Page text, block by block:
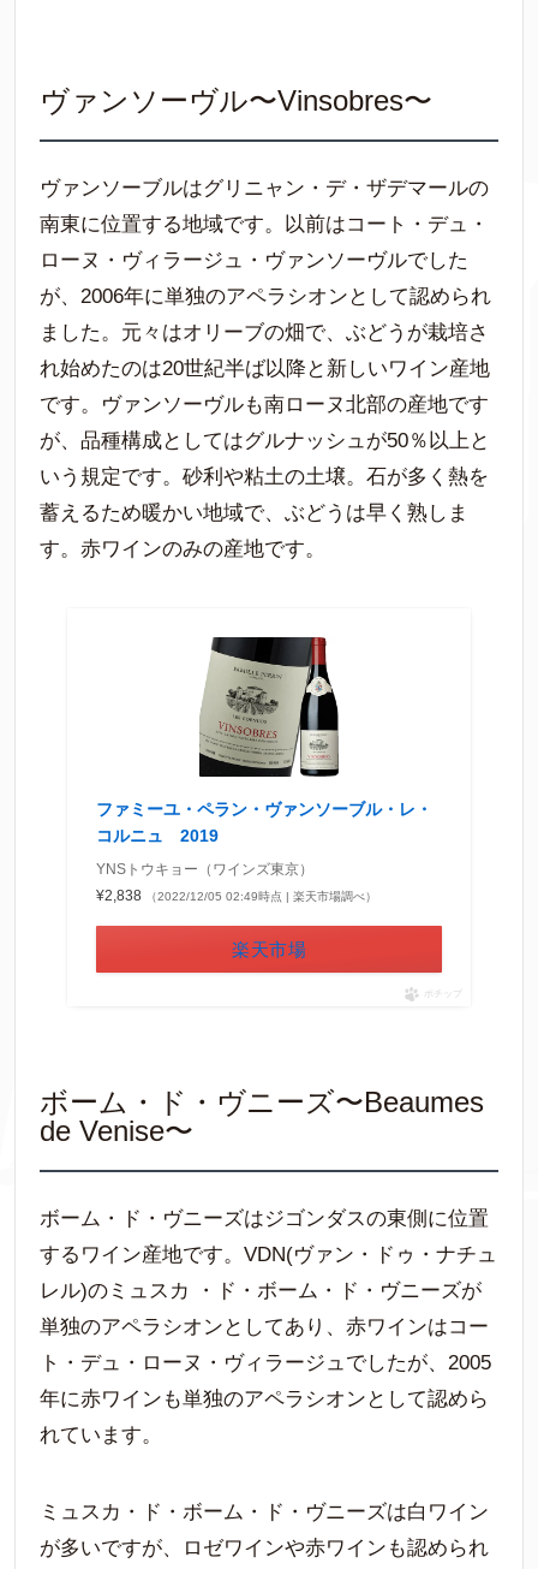
ヴァンソーヴル〜Vinsobres〜
ヴァンソーブルはグリニャン・デ・ザデマールの
南東に位置する地域です。以前はコート・デュ・
ローヌ・ヴィラージュ・ヴァンソーヴルでした
が、2006年に単独のアペラシオンとして認められ
ました。元々はオリーブの畑で、ぶどうが栽培さ
れ始めたのは20世紀半ば以降と新しいワイン産地
です。ヴァンソーヴルも南ローヌ北部の産地です
が、品種構成としてはグルナッシュが50％以上と
いう規定です。砂利や粘土の土壌。石が多く熱を
蓄えるため暖かい地域で、ぶどうは早く熟しま
す。赤ワインのみの産地です。
ファミーユ・ペラン・ヴァンソーブル・レ・
コルニュ 2019
YNSトウキョー（ワインズ東京）
¥2,838
（2022/12/05 02:49時点 | 楽天市場調べ）
楽天市場
ポチップ
ボーム・ド・ヴニーズ〜Beaumes
de Venise〜
ボーム・ド・ヴニーズはジゴンダスの東側に位置
するワイン産地です。VDN(ヴァン・ドゥ・ナチュ
レル)のミュスカ ・ド・ボーム・ド・ヴニーズが
単独のアペラシオンとしてあり、赤ワインはコー
ト・デュ・ローヌ・ヴィラージュでしたが、2005
年に赤ワインも単独のアペラシオンとして認めら
れています。
ミュスカ・ド・ボーム・ド・ヴニーズは白ワイン
が多いですが、ロゼワインや赤ワインも認められ